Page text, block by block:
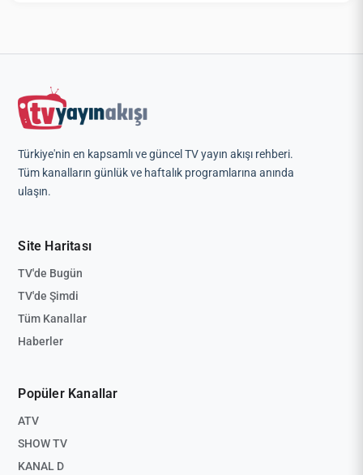
Türkiye'nin en kapsamlı ve güncel TV yayın akışı rehberi.
Tüm kanalların günlük ve haftalık programlarına anında
ulaşın.
Site Haritası
TV'de Bugün
TV'de Şimdi
Tüm Kanallar
Haberler
Popüler Kanallar
ATV
SHOW TV
KANAL D